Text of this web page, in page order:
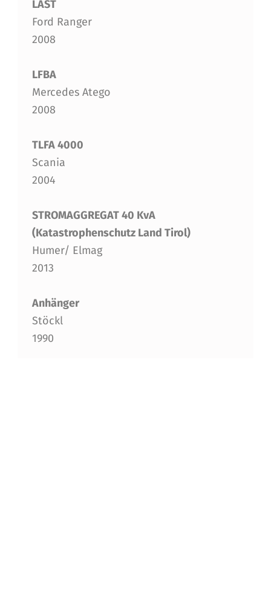
LAST
Ford Ranger
2008
LFBA
Mercedes Atego
2008
TLFA 4000
Scania
2004
STROMAGGREGAT 40 KvA
(Katastrophenschutz Land Tirol)
Humer/ Elmag
2013
Anhänger
Stöckl
1990